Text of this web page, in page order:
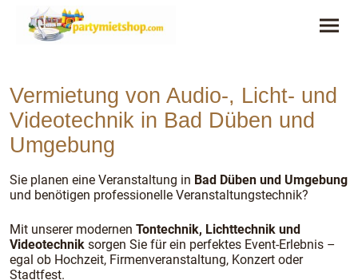
Vermietung von Audio-, Licht- und
Videotechnik in Bad Düben und
Umgebung
Sie planen eine Veranstaltung in Bad Düben und Umgebung
und benötigen professionelle Veranstaltungstechnik?
Mit unserer modernen Tontechnik, Lichttechnik und
Videotechnik sorgen Sie für ein perfektes Event-Erlebnis –
egal ob Hochzeit, Firmenveranstaltung, Konzert oder
Stadtfest.